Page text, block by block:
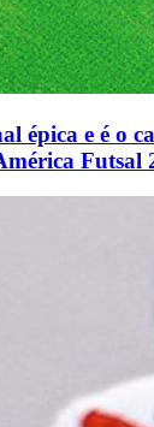
épica e é o
Futsal